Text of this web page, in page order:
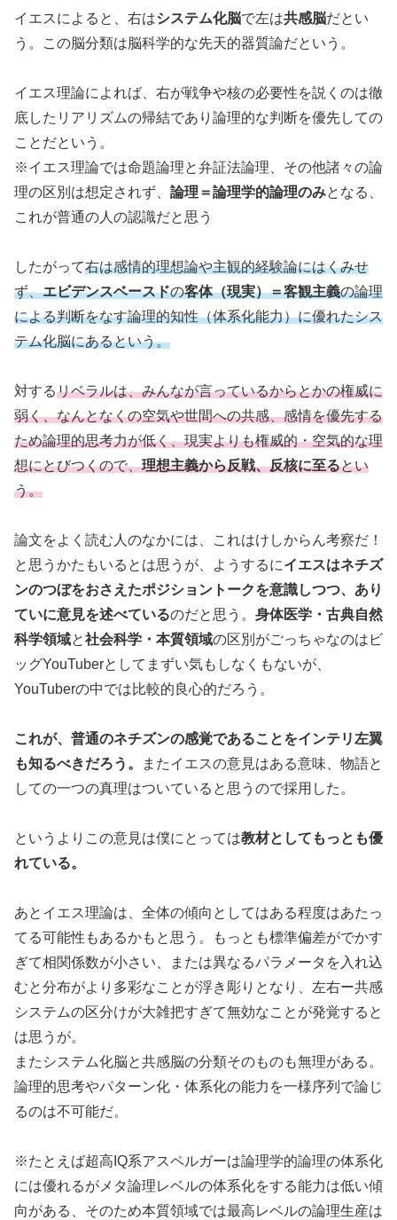
イエスによると、右はシステム化脳で左は共感脳だとい
う。この脳分類は脳科学的な先天的器質論だという。
イエス理論によれば、右が戦争や核の必要性を説くのは徹
底したリアリズムの帰結であり論理的な判断を優先しての
ことだという。
※イエス理論では命題論理と弁証法論理、その他諸々の論
理の区別は想定されず、 論理＝論理学的論理のみとなる、
これが普通の人の認識だと思う
したがって右は感情的理想論や主観的経験論にはくみせ
ず、エビデンスベースドの客体（現実）＝客観主義の論理
による判断をなす論理的知性（体系化能力）に優れたシス
テム化脳にあるという。
対するリベラルは、みんなが言っているからとかの権威に
弱く、なんとなくの空気や世間への共感、感情を優先する
ため論理的思考力が低く、現実よりも権威的・空気的な理
想にとびつくので、理想主義から反戦、反核に至るとい
う。
論文をよく読む人のなかには、これはけしからん考察だ！
と思うかたもいるとは思うが、ようするにイエスはネチズ
ンのつぼをおさえたポジショントークを意識しつつ、あり
ていに意見を述べているのだと思う。 身体医学・古典自然
科学領域と社会科学・本質領域の区別がごっちゃなのはビ
ッグYouTuberとしてまずい気もしなくもないが、
YouTuberの中では比較的良心的だろう。
これが、普通のネチズンの感覚であることをインテリ左翼
も知るべきだろう。
またイエスの意見はある意味、物語と
しての一つの真理はついていると思うので採用した。
というよりこの意見は僕にとっては教材としてもっとも優
れている。
あとイエス理論は、全体の傾向としてはある程度はあたっ
てる可能性もあるかもと思う。もっとも標準偏差がでかす
ぎて相関係数が小さい、または異なるパラメータを入れ込
むと分布がより多彩なことが浮き彫りとなり、左右ー共感
システムの区分けが大雑把すぎて無効なことが発覚すると
は思うが。
またシステム化脳と共感脳の分類そのものも無理がある。
論理的思考やパターン化・体系化の能力を一様序列で論じ
るのは不可能だ。
※たとえば超高IQ系アスペルガーは論理学的論理の体系化
には優れるがメタ論理レベルの体系化をする能力は低い傾
向がある、そのため本質領域では最高レベルの論理生産は